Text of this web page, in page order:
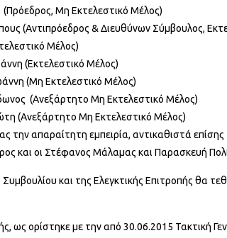
Μη Εκτελεστικό Μέλος)
(Αντιπρόεδρος & Διευθύνων Σύμβουλος,
Μέλος)
(Εκτελεστικό Μέλος)
(Μη Εκτελεστικό Μέλος)
(Ανεξάρτητο Μη Εκτελεστικό Μέλος)
(Ανεξάρτητο Μη Εκτελεστικό Μέλος)
την απαραίτητη εμπειρία, αντικαθιστά
και οι Στέφανος Μάλαμας και Παρασκευή
και της Ελεγκτικής Επιτροπής θα
ως ορίστηκε με την από 30.06.2015 Τακτική